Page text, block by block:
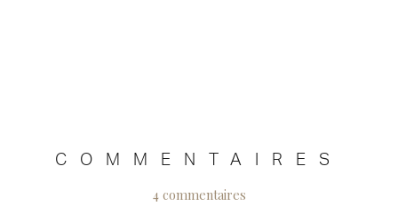
COMMENTAIRES
4 commentaires